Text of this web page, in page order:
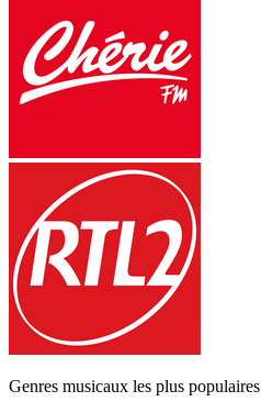
Genres musicaux les plus populaires